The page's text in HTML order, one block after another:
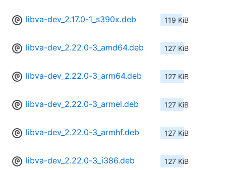
libva-dev_2.17.0-1_s390x.deb 119 KiB
libva-dev_2.22.0-3_amd64.deb 127 KiB
libva-dev_2.22.0-3_arm64.deb 127 KiB
libva-dev_2.22.0-3_armel.deb 127 KiB
libva-dev_2.22.0-3_armhf.deb 127 KiB
libva-dev_2.22.0-3_i386.deb 127 KiB